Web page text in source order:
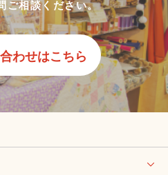
ご相談ください。
わせはこちら